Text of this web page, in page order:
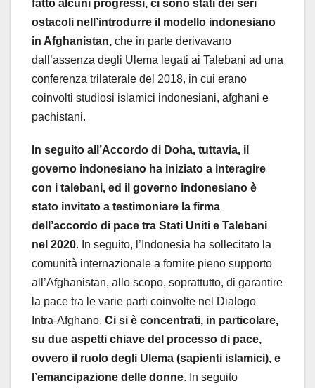
fatto alcuni progressi, ci sono stati dei seri
ostacoli nell’introdurre il modello indonesiano
in Afghanistan, che in parte derivavano
dall’assenza degli Ulema legati ai Talebani ad una
conferenza trilaterale del 2018, in cui erano
coinvolti studiosi islamici indonesiani, afghani e
pachistani.
In seguito all’Accordo di Doha, tuttavia, il
governo indonesiano ha iniziato a interagire
con i talebani, ed il governo indonesiano è
stato invitato a testimoniare la firma
dell’accordo di pace tra Stati Uniti e Talebani
nel 2020. In seguito, l’Indonesia ha sollecitato la
comunità internazionale a fornire pieno supporto
all’Afghanistan, allo scopo, soprattutto, di garantire
la pace tra le varie parti coinvolte nel Dialogo
Intra-Afghano. Ci si è concentrati, in particolare,
su due aspetti chiave del processo di pace,
ovvero il ruolo degli Ulema (sapienti islamici), e
l’emancipazione delle donne. In seguito